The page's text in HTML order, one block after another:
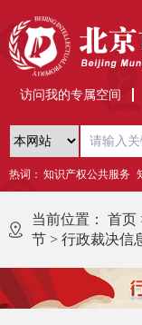
访问我的专属空间
热词： 知识产权公共服务
当前位置： 首页
节 > 行政裁决信